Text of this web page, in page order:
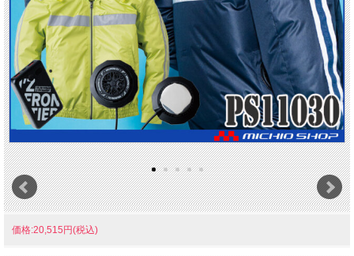
価格:20,515円(税込)